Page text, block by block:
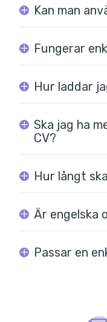
Kan man
Fungerar
Hur laddar
Ska jag ha
CV?
Hur långt
Är engelska
Passar en